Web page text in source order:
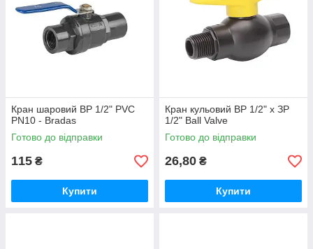
Кран шаровий ВР 1/2" PVC
PN10 - Bradas
Готово до відправки
115 ₴
Купити
Кран кульовий ВР 1/2" х ЗР
1/2" Ball Valve
Готово до відправки
26,80 ₴
Купити